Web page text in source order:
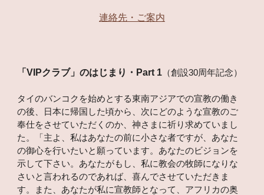
連絡先・ご案内
「VIPクラブ」のはじまり・Part 1 （創設30周年記念）
タイのバンコクを始めとする東南アジアでの宣教の働き
の後、日本に帰国した頃から、次にどのような宣教のご
奉仕をさせていただくのか、神さまに祈り求めていまし
た。「主よ、私はあなたの前に小さな者ですが、あなた
の御心を行いたいと願っています。あなたのビジョンを
示して下さい。あなたがもし、私に教会の牧師になりな
さいと言われるのであれば、喜んでさせていただきま
す。また、あなたが私に宣教師となって、アフリカの奥